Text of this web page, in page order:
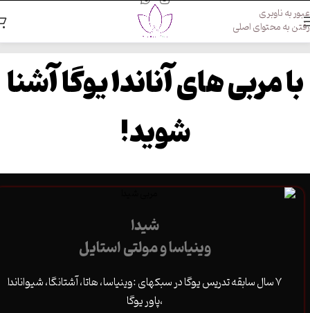
عبور به ناوبری
رفتن به محتوای اصلی
با مربی های آناندا یوگا آشنا
شوید!
شیدا
وینیاسا و مولتی استایل
۷ سال سابقه تدریس یوگا در سبکهای :وینیاسا، هاتا، آشتانگا، شیواناندا
،پاور یوگا